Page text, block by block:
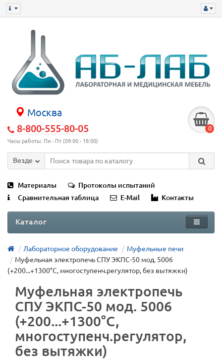
Москва
8-800-555-80-05
Часы работы: Пн - Пт (09:00 - 18:00)
0
Везде
Материалы
Протоколы испытаний
Сравнительная таблица
E-Mail Контакты
Каталог
Лабораторное оборудование
Муфельные печи
Муфельная электропечь СПУ ЭКПС-50 мод. 5006
(+200...+1300°С, многоступенч.регулятор, без вытяжки)
Муфельная электропечь
СПУ ЭКПС-50 мод. 5006
(+200...+1300°С,
многоступенч.регулятор,
без вытяжки)